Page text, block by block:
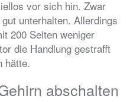
vor sich hin. Zwar
unterhalten. Allerdings
200 Seiten weniger
die Handlung gestrafft
hätte.
abschalten